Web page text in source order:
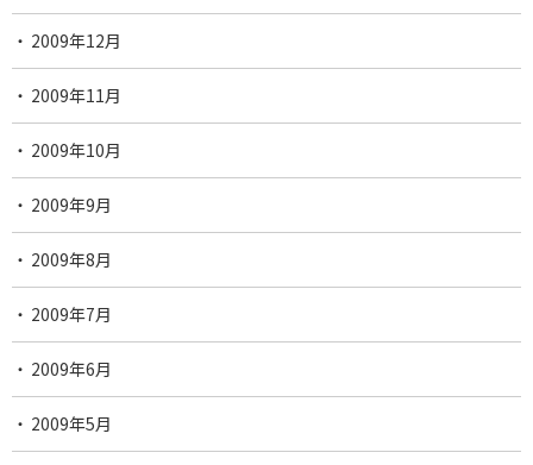
2009年12月
2009年11月
2009年10月
2009年9月
2009年8月
2009年7月
2009年6月
2009年5月